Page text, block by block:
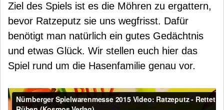
Ziel des Spiels ist es die Möhren zu ergattern,
bevor Ratzeputz sie uns wegfrisst. Dafür
benötigt man natürlich ein gutes Gedächtnis
und etwas Glück. Wir stellen euch hier das
Spiel rund um die Hasenfamilie genau vor.